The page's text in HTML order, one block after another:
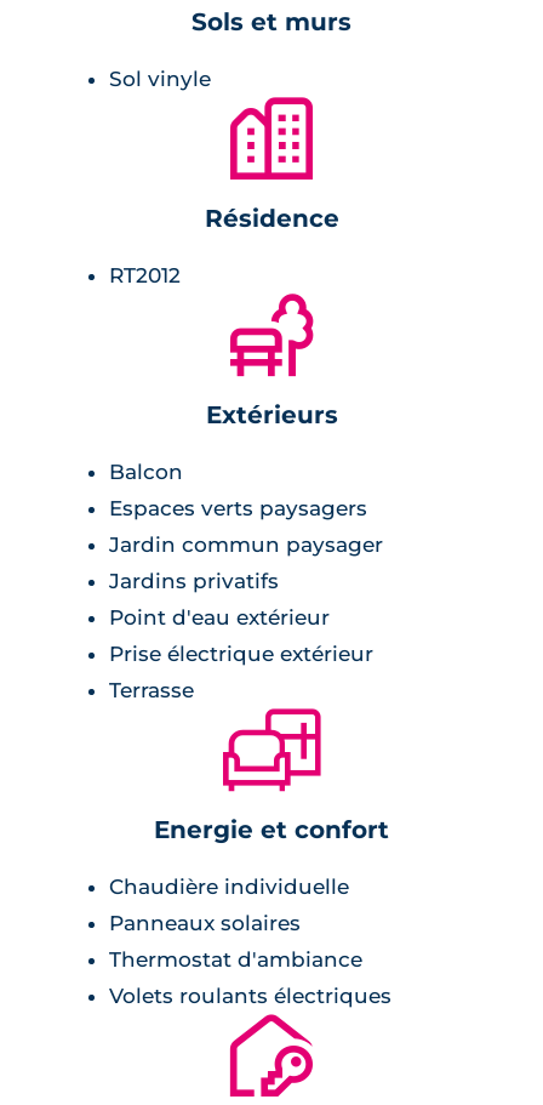
Sols et murs
Sol vinyle
🏙
Résidence
RT2012
🌲
Extérieurs
Balcon
Espaces verts paysagers
Jardin commun paysager
Jardins privatifs
Point d'eau extérieur
Prise électrique extérieur
Terrasse
🛋
Energie et confort
Chaudière individuelle
Panneaux solaires
Thermostat d'ambiance
Volets roulants électriques
🔐